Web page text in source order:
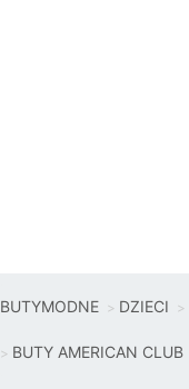
BUTYMODNE DZIECI
BUTY AMERICAN CLUB